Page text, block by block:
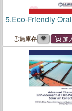
5.Eco-Friendly
無庫存